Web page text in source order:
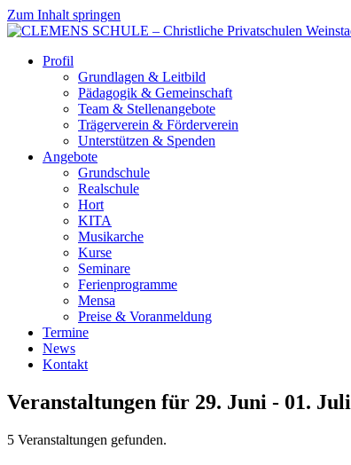
Zum Inhalt springen
Profil
Grundlagen & Leitbild
Pädagogik & Gemeinschaft
Team & Stellenangebote
Trägerverein & Förderverein
Unterstützen & Spenden
Angebote
Grundschule
Realschule
Hort
KITA
Musikarche
Kurse
Seminare
Ferienprogramme
Mensa
Preise & Voranmeldung
Termine
News
Kontakt
Veranstaltungen für 29. Juni - 01. Juli
5 Veranstaltungen gefunden.